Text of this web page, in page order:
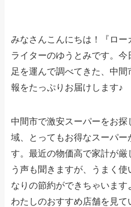
みなさんこんにちは！『ロー
ライターのゆうとみです。
足を運んで調べてきた、中
報をたっぷりお届けします♪
中間市で激安スーパーをお
域、とってもお得なスーパ
す。最近の物価高で家計が厳
う声も聞きますが、うまく
なりの節約ができちゃいます
わたしのおすすめ店舗を見て